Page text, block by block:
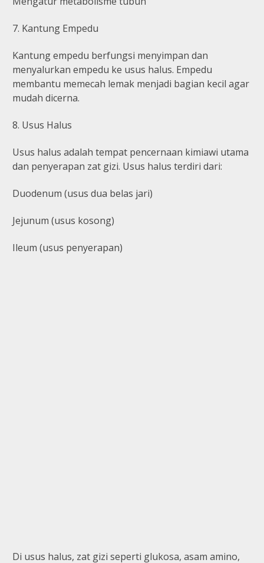
7. Kantung Empedu
Kantung empedu berfungsi menyimpan dan
menyalurkan empedu ke usus halus. Empedu
membantu memecah lemak menjadi bagian kecil agar
mudah dicerna.
8. Usus Halus
Usus halus adalah tempat pencernaan kimiawi utama
dan penyerapan zat gizi. Usus halus terdiri dari:
Duodenum (usus dua belas jari)
Jejunum (usus kosong)
Ileum (usus penyerapan)
Di usus halus, zat gizi seperti glukosa, asam amino,